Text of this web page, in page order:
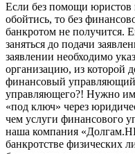
Если без помощи юристов
обойтись, то без
банкротом не получится.
заняться до подачи
заявлении необходимо
организацию, из которой
финансовый
управляющего?! Нужно
«под ключ» через
чем услуги финансового
наша компания
банкротстве физических